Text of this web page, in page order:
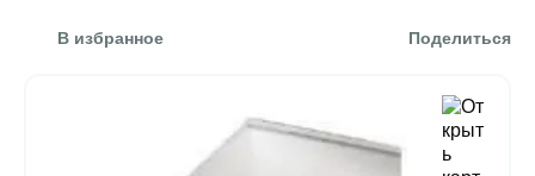
В избранное Поделиться